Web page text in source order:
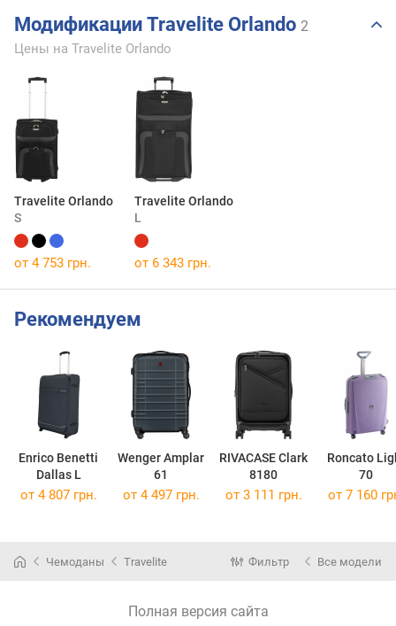
Модификации Travelite Orlando 2
Цены на Travelite Orlando
Travelite Orlando
S
Travelite Orlando
L
от 4 753 грн. от 6 343 грн.
Рекомендуем
Enrico Benetti
Dallas L
Wenger Amplar
61
RIVACASE Clark
8180
Roncato
70
от 4 807 грн. от 4 497 грн. от 3 111 грн. от 7 160
Чемоданы Travelite Фильтр Все модели
Полная версия сайта